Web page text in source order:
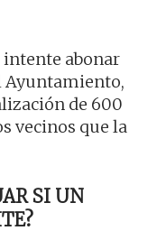
intente abonar
Ayuntamiento,
de 600
vecinos que la
SI UN